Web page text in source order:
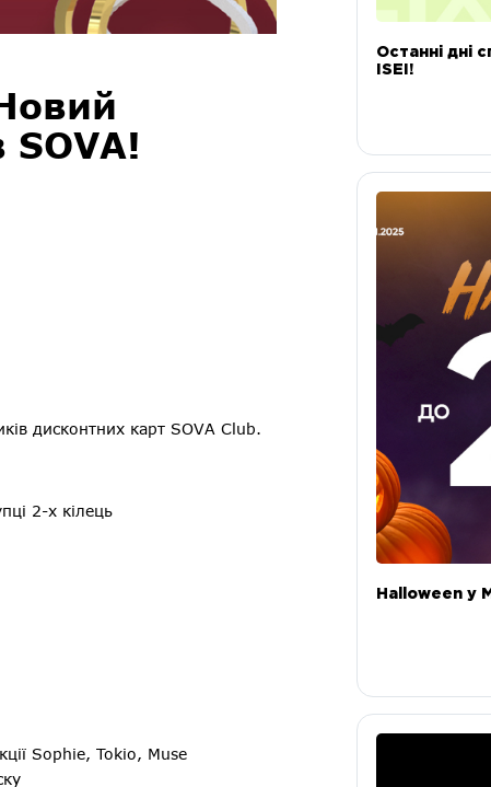
дисконтних карт SOVA Club.
2-х кілець
Sophie, Tokio, Muse
Останні дні
ISEI!
Halloween у